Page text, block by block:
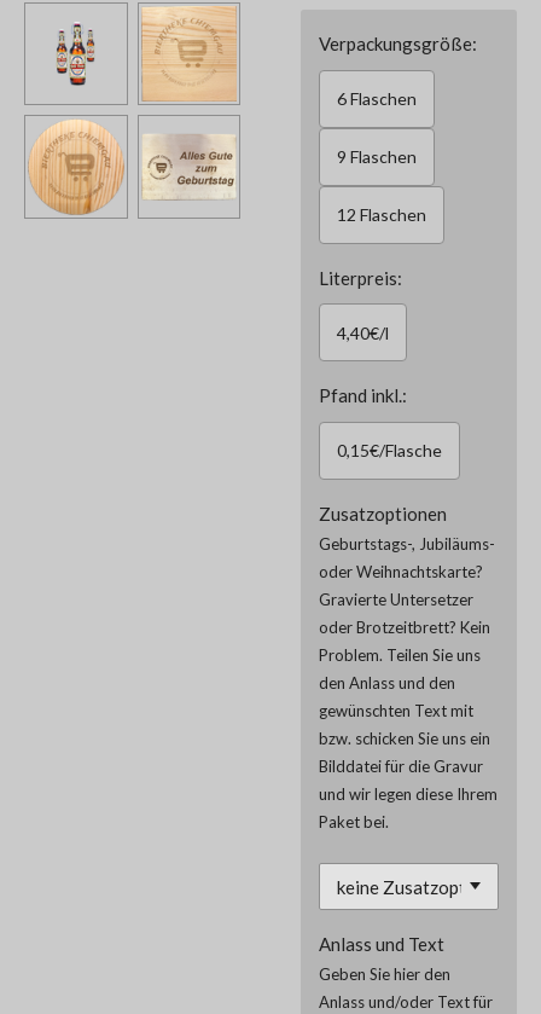
Verpackungsgröße:
6 Flaschen
9 Flaschen
12 Flaschen
Literpreis:
4,40€/l
Pfand inkl.:
0,15€/Flasche
Zusatzoptionen
Geburtstags-, Jubiläums-
oder Weihnachtskarte?
Gravierte Untersetzer
oder Brotzeitbrett? Kein
Problem. Teilen Sie uns
den Anlass und den
gewünschten Text mit
bzw. schicken Sie uns ein
Bilddatei für die Gravur
und wir legen diese Ihrem
Paket bei.
Anlass und Text
Geben Sie hier den
Anlass und/oder Text für